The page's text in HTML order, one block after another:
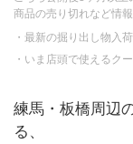
商品の売り切れなど情
・最新の掘り出し物入
・いま店頭で使えるク
練馬・板橋周辺
る、